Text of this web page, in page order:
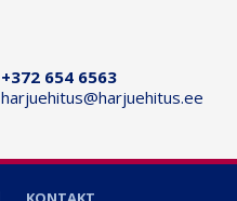
+372 654 6563
harjuehitus@harjuehitus.ee